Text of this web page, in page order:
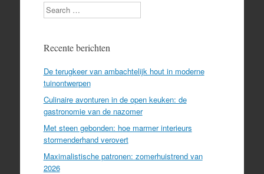
Search
Recente berichten
De terugkeer van ambachtelijk hout in moderne
tuinontwerpen
Culinaire avonturen in de open keuken: de
gastronomie van de nazomer
Met steen gebonden: hoe marmer interieurs
stormenderhand verovert
Maximalistische patronen: zomerhuistrend van
2026